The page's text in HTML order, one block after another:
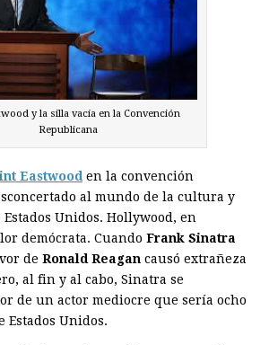
y la silla vacía en la Convención
Republicana
Eastwood en la convención
al mundo de la cultura y
Unidos. Hollywood, en
demócrata. Cuando Frank Sinatra
de Ronald Reagan causó extrañeza
al fin y al cabo, Sinatra se
de un actor mediocre que sería ocho
Estados Unidos.